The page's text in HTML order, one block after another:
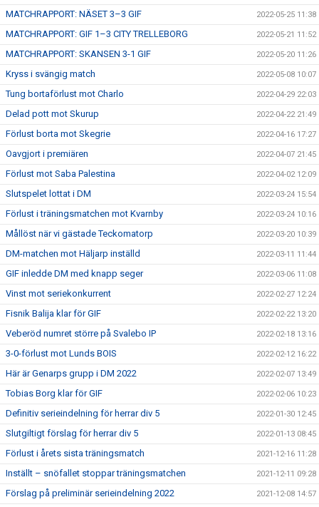
MATCHRAPPORT: NÄSET 3–3 GIF 2022-05-25 11:38
MATCHRAPPORT: GIF 1–3 CITY TRELLEBORG 2022-05-21 11:52
MATCHRAPPORT: SKANSEN 3-1 GIF 2022-05-20 11:26
Kryss i svängig match 2022-05-08 10:07
Tung bortaförlust mot Charlo 2022-04-29 22:03
Delad pott mot Skurup 2022-04-22 21:49
Förlust borta mot Skegrie 2022-04-16 17:27
Oavgjort i premiären 2022-04-07 21:45
Förlust mot Saba Palestina 2022-04-02 12:09
Slutspelet lottat i DM 2022-03-24 15:54
Förlust i träningsmatchen mot Kvarnby 2022-03-24 10:16
Mållöst när vi gästade Teckomatorp 2022-03-20 10:39
DM-matchen mot Häljarp inställd 2022-03-11 11:44
GIF inledde DM med knapp seger 2022-03-06 11:08
Vinst mot seriekonkurrent 2022-02-27 12:24
Fisnik Balija klar för GIF 2022-02-22 13:20
Veberöd numret större på Svalebo IP 2022-02-18 13:16
3-0-förlust mot Lunds BOIS 2022-02-12 16:22
Här är Genarps grupp i DM 2022 2022-02-07 13:49
Tobias Borg klar för GIF 2022-02-06 10:23
Definitiv serieindelning för herrar div 5 2022-01-30 12:45
Slutgiltigt förslag för herrar div 5 2022-01-13 08:45
Förlust i årets sista träningsmatch 2021-12-16 11:28
Inställt – snöfallet stoppar träningsmatchen 2021-12-11 09:28
Förslag på preliminär serieindelning 2022 2021-12-08 14:57